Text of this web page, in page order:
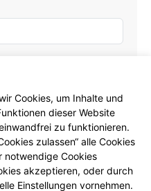
zur
Cookies, um Inhalte und
dieser Website
zu funktionieren.
zulassen“ alle Cookies
notwendige Cookies
akzeptieren, oder durch
Einstellungen vornehmen.